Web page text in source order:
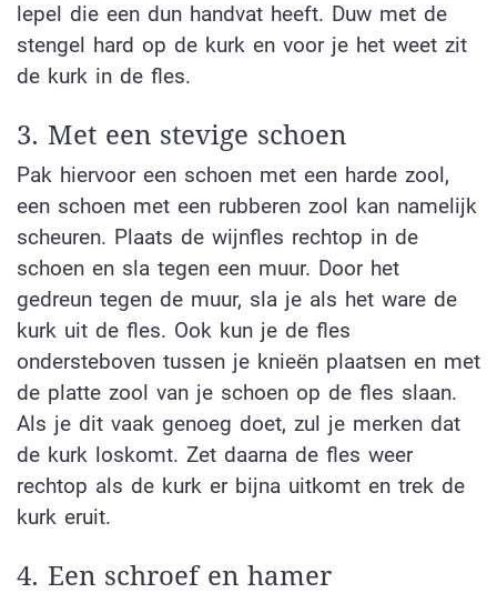
lepel die een dun handvat heeft. Duw met de
stengel hard op de kurk en voor je het weet zit
de kurk in de fles.
3. Met een stevige schoen
Pak hiervoor een schoen met een harde zool,
een schoen met een rubberen zool kan namelijk
scheuren. Plaats de wijnfles rechtop in de
schoen en sla tegen een muur. Door het
gedreun tegen de muur, sla je als het ware de
kurk uit de fles. Ook kun je de fles
ondersteboven tussen je knieën plaatsen en met
de platte zool van je schoen op de fles slaan.
Als je dit vaak genoeg doet, zul je merken dat
de kurk loskomt. Zet daarna de fles weer
rechtop als de kurk er bijna uitkomt en trek de
kurk eruit.
4. Een schroef en hamer